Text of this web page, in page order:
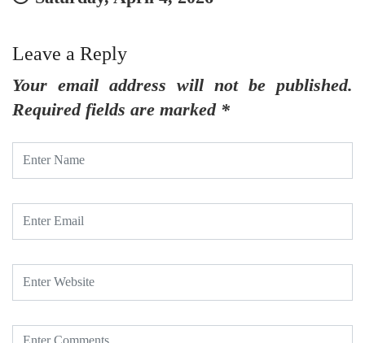
Leave a Reply
Your email address will not be published.
Required fields are marked *